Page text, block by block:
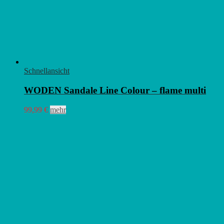
Schnellansicht
WODEN Sandale Line Colour – flame multi
99,99 € mehrDieses